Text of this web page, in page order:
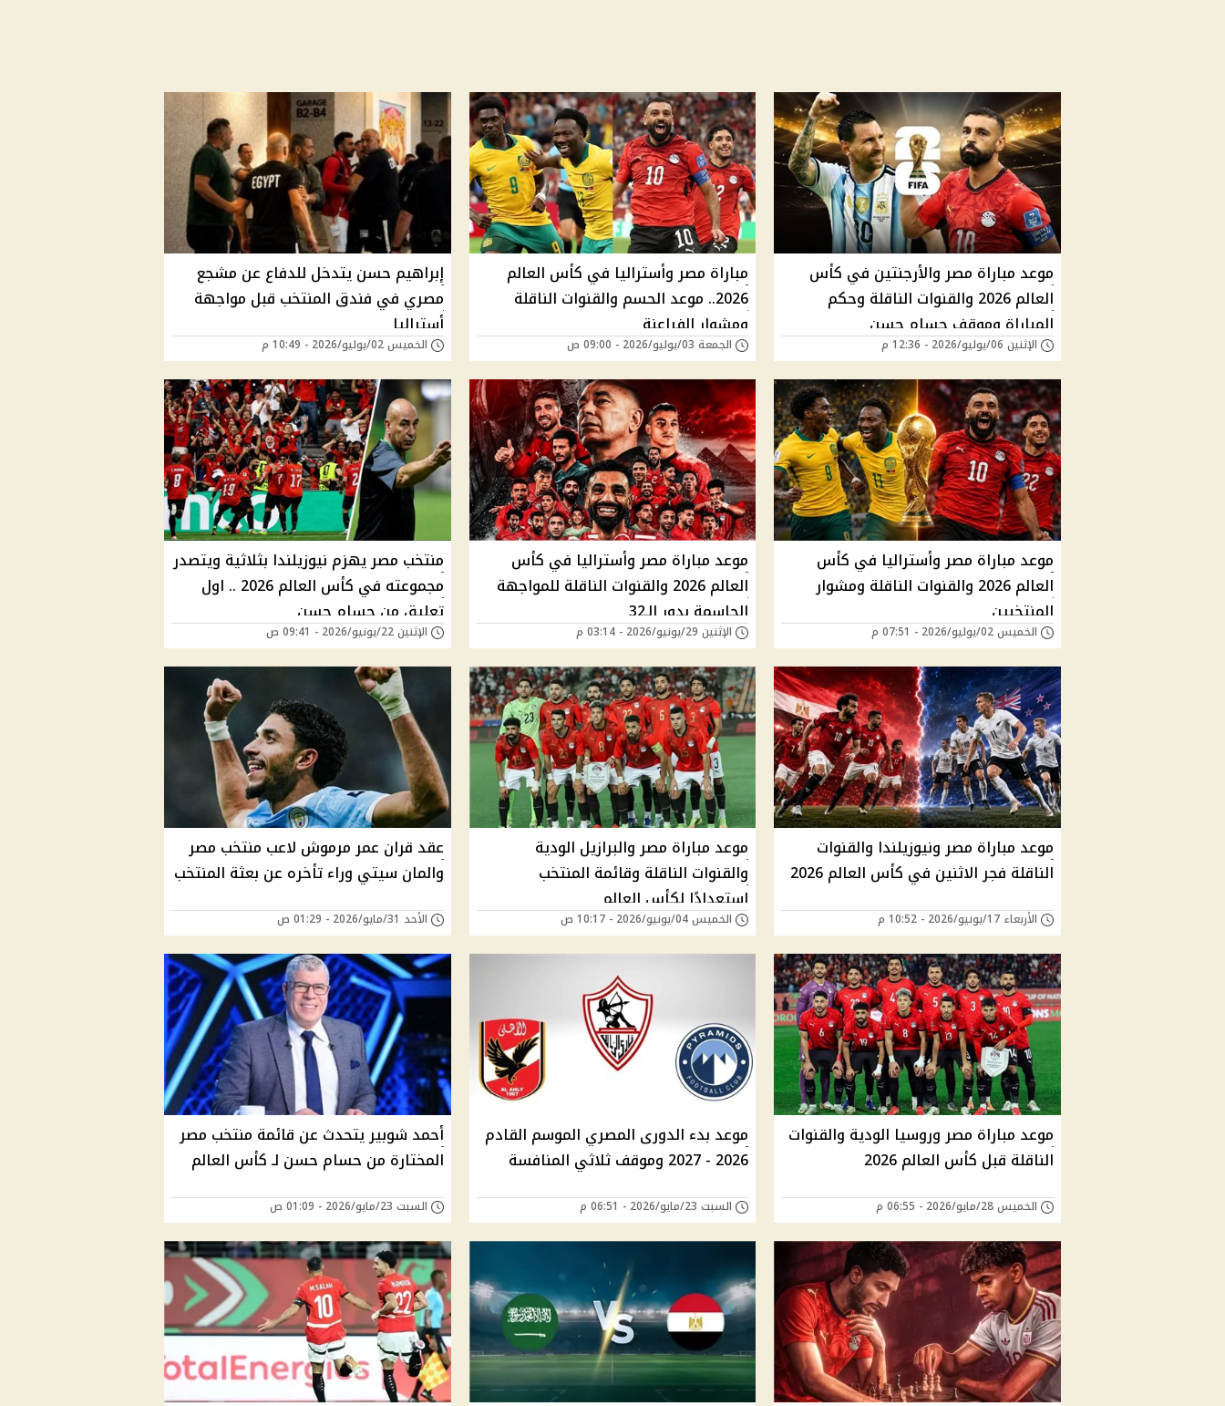
موعد مباراة مصر والأرجنتين في كأس
العالم 2026 والقنوات الناقلة وحكم
المباراة وموقف حسام حسن
الإثنين 06/يوليو/2026 - 12:36 م
مباراة مصر وأستراليا في كأس العالم
2026.. موعد الحسم والقنوات الناقلة
ومشوار الفراعنة
الجمعة 03/يوليو/2026 - 09:00 ص
إبراهيم حسن يتدخل للدفاع عن مشجع
مصري في فندق المنتخب قبل مواجهة
أستراليا
الخميس 02/يوليو/2026 - 10:49 م
موعد مباراة مصر وأستراليا في كأس
العالم 2026 والقنوات الناقلة ومشوار
المنتخبين
الخميس 02/يوليو/2026 - 07:51 م
موعد مباراة مصر وأستراليا في كأس
العالم 2026 والقنوات الناقلة للمواجهة
الحاسمة بدور الـ32
الإثنين 29/يونيو/2026 - 03:14 م
منتخب مصر يهزم نيوزيلندا بثلاثية ويتصدر
مجموعته في كأس العالم 2026 .. اول
تعليق من حسام حسن
الإثنين 22/يونيو/2026 - 09:41 ص
موعد مباراة مصر ونيوزيلندا والقنوات
الناقلة فجر الاثنين في كأس العالم 2026
الأربعاء 17/يونيو/2026 - 10:52 م
موعد مباراة مصر والبرازيل الودية
والقنوات الناقلة وقائمة المنتخب
استعدادًا لكأس العالم
الخميس 04/يونيو/2026 - 10:17 ص
عقد قران عمر مرموش لاعب منتخب مصر
والمان سيتي وراء تأخره عن بعثة المنتخب
الأحد 31/مايو/2026 - 01:29 ص
موعد مباراة مصر وروسيا الودية والقنوات
الناقلة قبل كأس العالم 2026
الخميس 28/مايو/2026 - 06:55 م
موعد بدء الدورى المصري الموسم القادم
2026 - 2027 وموقف ثلاثي المنافسة
السبت 23/مايو/2026 - 06:51 م
أحمد شوبير يتحدث عن قائمة منتخب مصر
المختارة من حسام حسن لـ كأس العالم
السبت 23/مايو/2026 - 01:09 ص